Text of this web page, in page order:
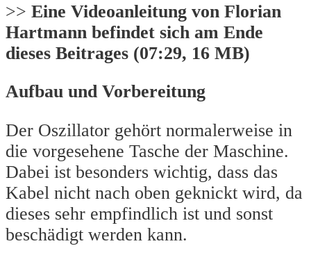
>> Eine Videoanleitung von Florian
Hartmann befindet sich am Ende
dieses Beitrages (07:29, 16 MB)
Aufbau und Vorbereitung
Der Oszillator gehört normalerweise in
die vorgesehene Tasche der Maschine.
Dabei ist besonders wichtig, dass das
Kabel nicht nach oben geknickt wird, da
dieses sehr empfindlich ist und sonst
beschädigt werden kann.